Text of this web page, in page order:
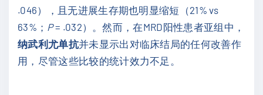
.046），且无进展生存期也明显缩短（21% vs
63%； P= .032）。然而，在MRD阳性患者亚组中，
纳武利尤单抗并未显示出对临床结局的任何改善作
用，尽管这些比较的统计效力不足。